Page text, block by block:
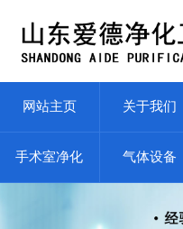
网站主页 关于我们
手术室净化 气体设备